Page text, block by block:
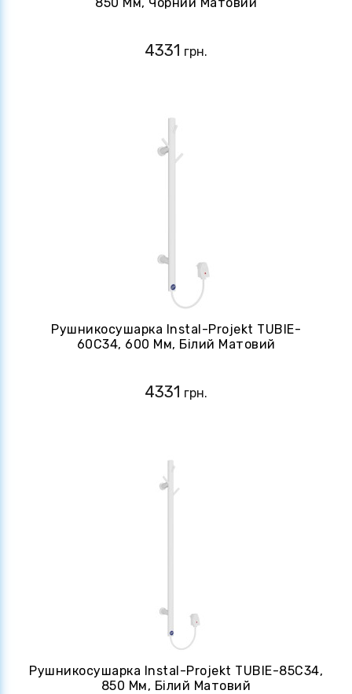
850 Мм, Чорний Матовий
4331 грн.
Рушникосушарка Instal-Projekt TUBIE-
60C34, 600 Мм, Білий Матовий
4331 грн.
Рушникосушарка Instal-Projekt TUBIE-85C34,
850 Мм, Білий Матовий